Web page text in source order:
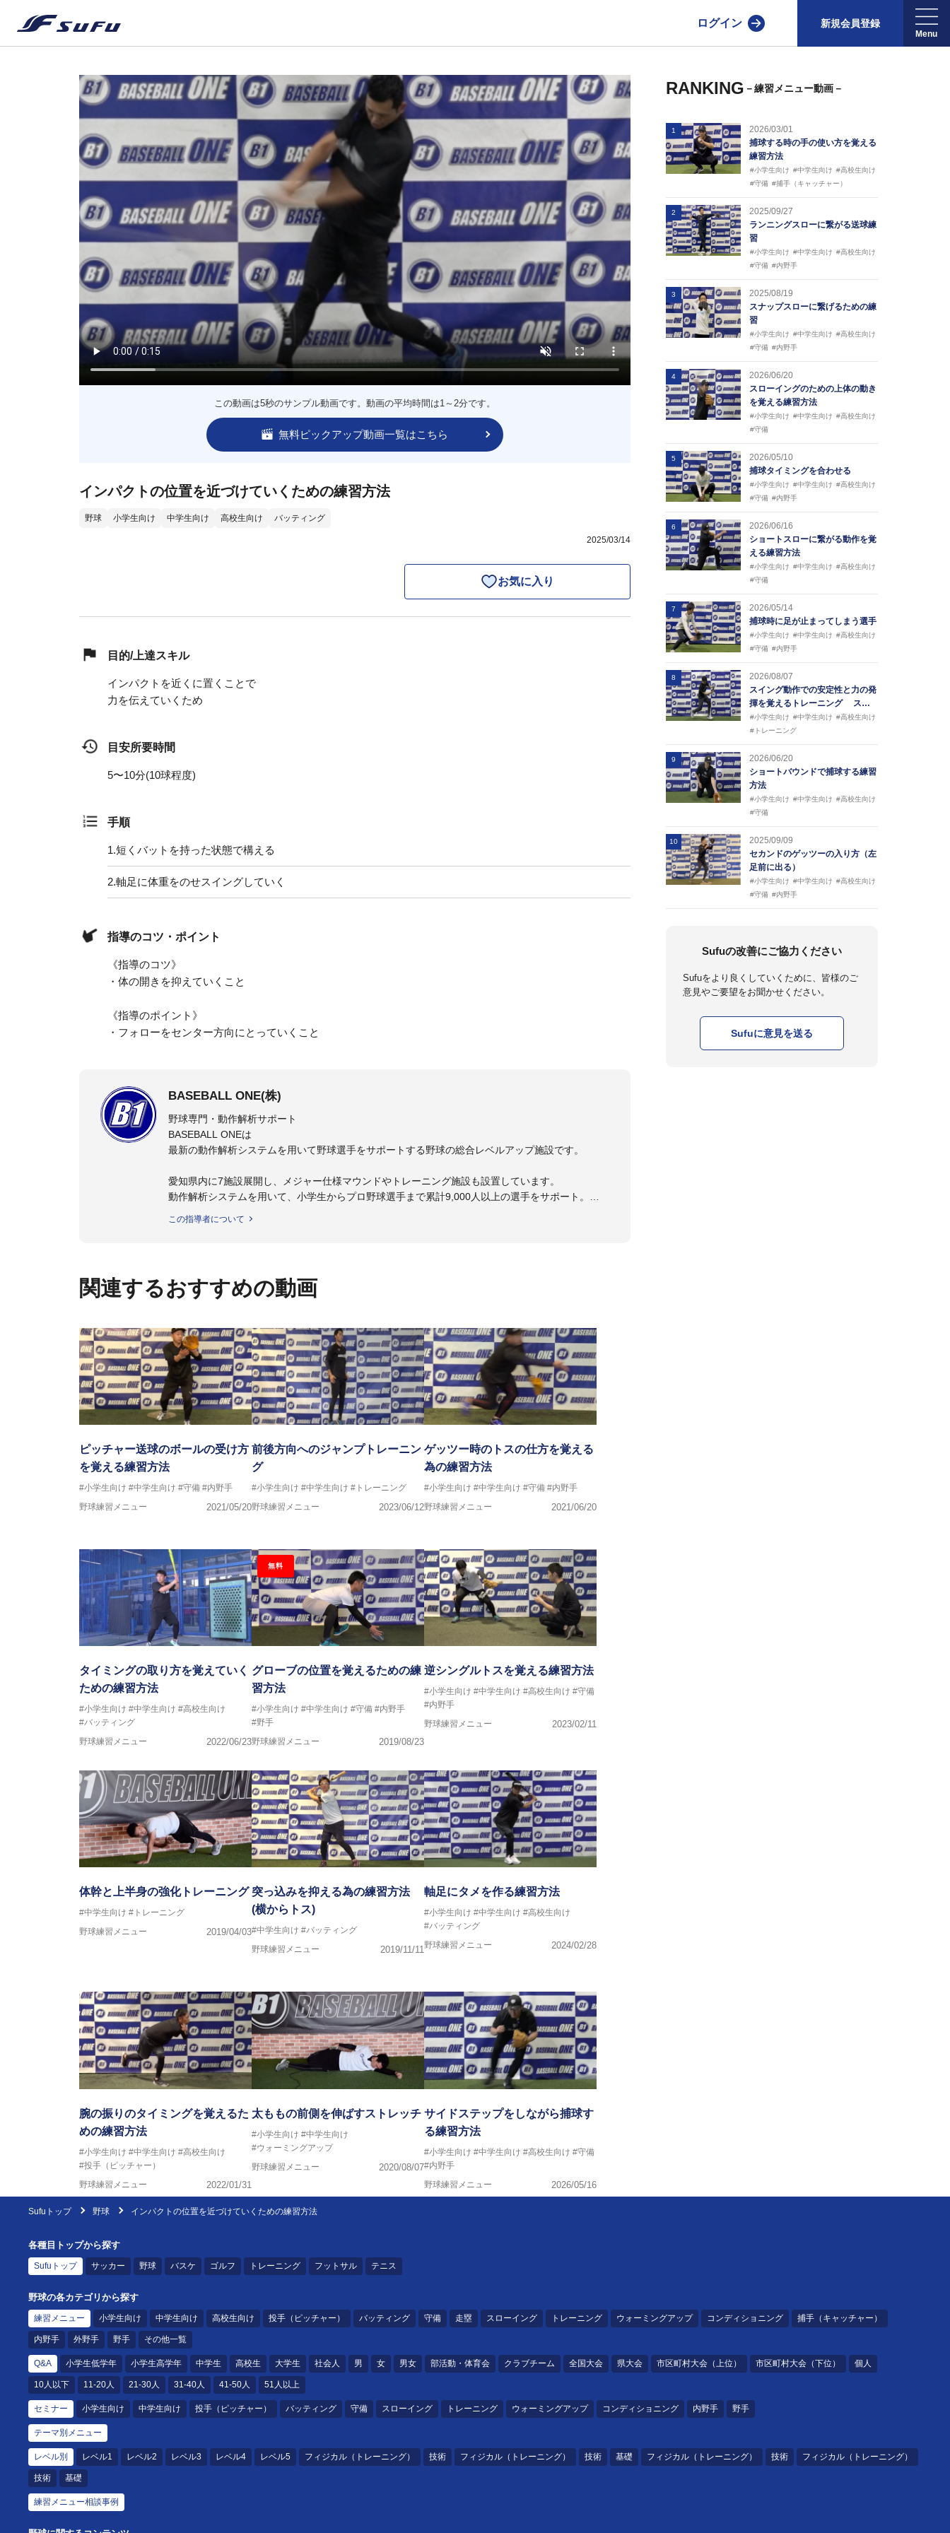
ログイン 新規会員登録
この動画は5秒のサンプル動画です。動画の平均時間は1～2分です。
無料ピックアップ動画一覧はこちら
インパクトの位置を近づけていくための練習方法
野球 小学生向け 中学生向け 高校生向け バッティング
2025/03/14
お気に入り
目的/上達スキル
インパクトを近くに置くことで
力を伝えていくため
目安所要時間
5〜10分(10球程度)
手順
1.短くバットを持った状態で構える
2.軸足に体重をのせスイングしていく
指導のコツ・ポイント
《指導のコツ》
・体の開きを抑えていくこと
《指導のポイント》
・フォローをセンター方向にとっていくこと
BASEBALL ONE(株)
野球専門・動作解析サポート
BASEBALL ONEは
最新の動作解析システムを用いて野球選手をサポートする野球の総合レベルアップ施設です。
愛知県内に7施設展開し、メジャー仕様マウンドやトレーニング施設も設置しています。
動作解析システムを用いて、小学生からプロ野球選手まで累計9,000人以上の選手をサポート。
この指導者について
関連するおすすめの動画
ピッチャー送球のボールの受け方
を覚える練習方法
#小学生向け #中学生向け #守備 #内野手
野球練習メニュー
2021/05/20
前後方向へのジャンプトレーニン
グ
#小学生向け #中学生向け #トレーニング
野球練習メニュー
2023/06/12
ゲッツー時のトスの仕方を覚える
為の練習方法
#小学生向け #中学生向け #守備 #内野手
野球練習メニュー
2021/06/20
タイミングの取り方を覚えていく
ための練習方法
#小学生向け #中学生向け #高校生向け
#バッティング
野球練習メニュー
2022/06/23
無料
グローブの位置を覚えるための練
習方法
#小学生向け #中学生向け #守備 #内野手
#野手
野球練習メニュー
2019/08/23
逆シングルトスを覚える練習方法
#小学生向け #中学生向け #高校生向け #守備
#内野手
野球練習メニュー
2023/02/11
体幹と上半身の強化トレーニング
#中学生向け #トレーニング
野球練習メニュー
2019/04/03
突っ込みを抑える為の練習方法
(横からトス)
#中学生向け #バッティング
野球練習メニュー
2019/11/11
軸足にタメを作る練習方法
#小学生向け #中学生向け #高校生向け
#バッティング
野球練習メニュー
2024/02/28
腕の振りのタイミングを覚えるた
めの練習方法
#小学生向け #中学生向け #高校生向け
#投手（ピッチャー）
野球練習メニュー
2022/01/31
太ももの前側を伸ばすストレッチ
#小学生向け #中学生向け
#ウォーミングアップ
野球練習メニュー
2020/08/07
サイドステップをしながら捕球す
る練習方法
#小学生向け #中学生向け #高校生向け #守備
#内野手
野球練習メニュー
2026/05/16
RANKING －練習メニュー動画－
1
2026/03/01
捕球する時の手の使い方を覚える
練習方法
#小学生向け #中学生向け #高校生向け
#守備 #捕手（キャッチャー）
2
2025/09/27
ランニングスローに繋がる送球練
習
#小学生向け #中学生向け #高校生向け
#守備 #内野手
3
2025/08/19
スナップスローに繋げるための練
習
#小学生向け #中学生向け #高校生向け
#守備 #内野手
4
2026/06/20
スローイングのための上体の動き
を覚える練習方法
#小学生向け #中学生向け #高校生向け
#守備
5
2026/05/10
捕球タイミングを合わせる
#小学生向け #中学生向け #高校生向け
#守備 #内野手
6
2026/06/16
ショートスローに繋がる動作を覚
える練習方法
#小学生向け #中学生向け #高校生向け
#守備
7
2026/05/14
捕球時に足が止まってしまう選手
#小学生向け #中学生向け #高校生向け
#守備 #内野手
8
2026/08/07
スイング動作での安定性と力の発
揮を覚えるトレーニング ス…
#小学生向け #中学生向け #高校生向け
#トレーニング
9
2026/06/20
ショートバウンドで捕球する練習
方法
#小学生向け #中学生向け #高校生向け
#守備
10
2025/09/09
セカンドのゲッツーの入り方（左
足前に出る）
#小学生向け #中学生向け #高校生向け
#守備 #内野手
Sufuの改善にご協力ください
Sufuをより良くしていくために、皆様のご
意見やご要望をお聞かせください。
Sufuに意見を送る
Sufuトップ 野球 インパクトの位置を近づけていくための練習方法
各種目トップから探す
Sufuトップ サッカー 野球 バスケ ゴルフ トレーニング フットサル テニス
野球の各カテゴリから探す
練習メニュー 小学生向け 中学生向け 高校生向け 投手（ピッチャー） バッティング 守備 走塁 スローイング トレーニング ウォーミングアップ コンディショニング 捕手（キャッチャー）
内野手 外野手 野手 その他一覧
Q&A 小学生低学年 小学生高学年 中学生 高校生 大学生 社会人 男 女 男女 部活動・体育会 クラブチーム 全国大会 県大会 市区町村大会（上位） 市区町村大会（下位） 個人
10人以下 11-20人 21-30人 31-40人 41-50人 51人以上
セミナー 小学生向け 中学生向け 投手（ピッチャー） バッティング 守備 スローイング トレーニング ウォーミングアップ コンディショニング 内野手 野手
テーマ別メニュー
レベル別 レベル1 レベル2 レベル3 レベル4 レベル5 フィジカル（トレーニング） 技術 フィジカル（トレーニング） 技術 基礎 フィジカル（トレーニング） 技術 フィジカル（トレーニング）
技術 基礎
練習メニュー相談事例